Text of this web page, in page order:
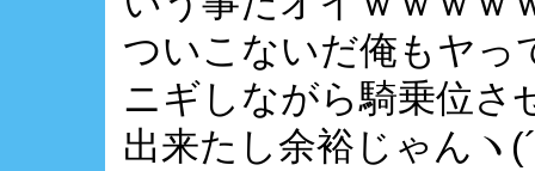
ついこないだ俺もヤっ
ニギしながら騎乗位さ
出来たし余裕じゃんヽ